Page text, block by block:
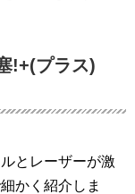
!+(プラス)
とレーザーが激
かく紹介しま